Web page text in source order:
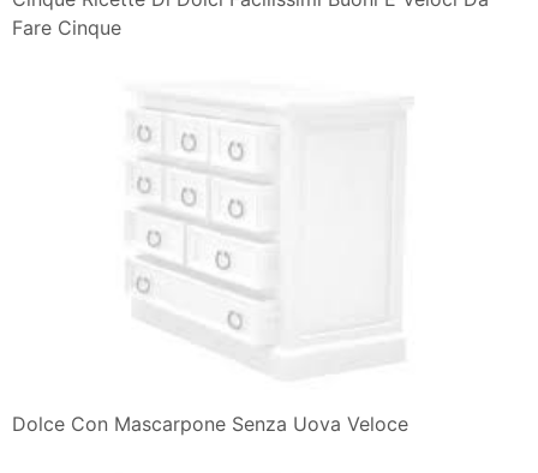
Fare Cinque
Dolce Con Mascarpone Senza Uova Veloce